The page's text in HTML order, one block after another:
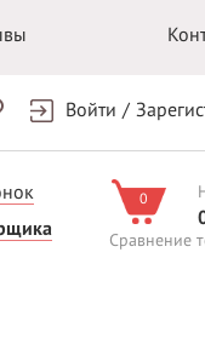
Войти /
0
Сравнение